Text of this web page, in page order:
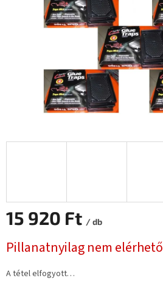
15 920 Ft / db
Pillanatnyilag nem elérhető
A tétel elfogyott…